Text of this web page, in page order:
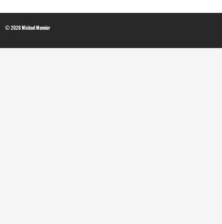
© 2026 Michael Monnier